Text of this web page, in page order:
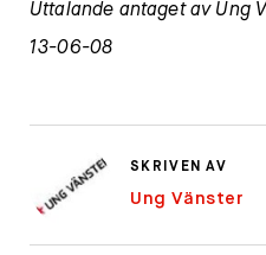
Uttalande antaget av Ung
13-06-08
SKRIVEN AV
Ung Vänster